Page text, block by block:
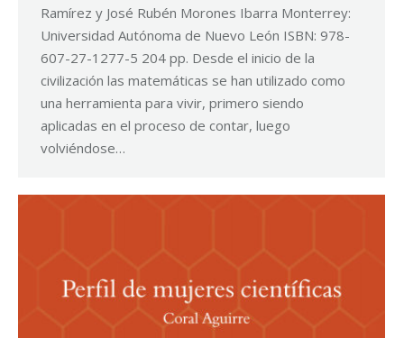
Ramírez y José Rubén Morones Ibarra Monterrey:
Universidad Autónoma de Nuevo León ISBN: 978-
607-27-1277-5 204 pp. Desde el inicio de la
civilización las matemáticas se han utilizado como
una herramienta para vivir, primero siendo
aplicadas en el proceso de contar, luego
volviéndose…